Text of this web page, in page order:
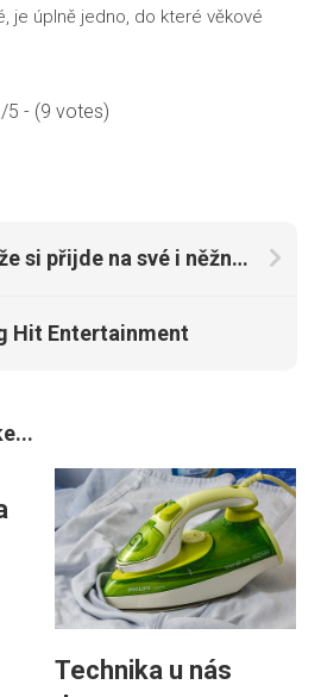
je úplně jedno, do které věkové
5 - (9 votes)
U erotické masáže si přijde na své i něžnější pohlaví
Hit Entertainment
Technika u nás